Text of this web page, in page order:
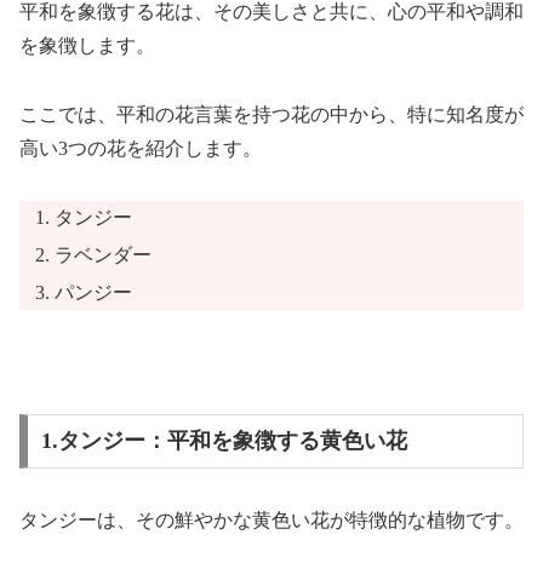
平和を象徴する花は、その美しさと共に、心の平和や調和
を象徴します。
ここでは、平和の花言葉を持つ花の中から、特に知名度が
高い3つの花を紹介します。
タンジー
ラベンダー
パンジー
1.タンジー：平和を象徴する黄色い花
タンジーは、その鮮やかな黄色い花が特徴的な植物です。